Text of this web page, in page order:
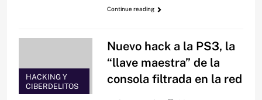
Continue reading
HACKING Y
CIBERDELITOS
Nuevo hack a la PS3, la
“llave maestra” de la
consola filtrada en la red